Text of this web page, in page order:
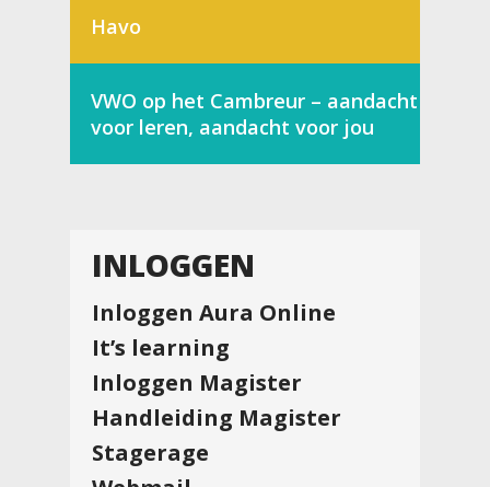
Havo
VWO op het Cambreur – aandacht
voor leren, aandacht voor jou
INLOGGEN
Inloggen Aura Online
It’s learning
Inloggen Magister
Handleiding Magister
Stagerage